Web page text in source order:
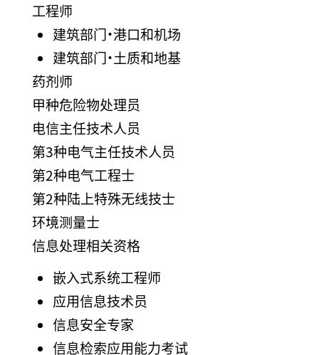
工程师
建筑部门・港口和机场
建筑部门・土质和地基
药剂师
甲种危险物处理员
电信主任技术人员
第3种电气主任技术人员
第2种电气工程士
第2种陆上特殊无线技士
环境测量士
信息处理相关资格
嵌入式系统工程师
应用信息技术员
信息安全专家
信息检索应用能力考试